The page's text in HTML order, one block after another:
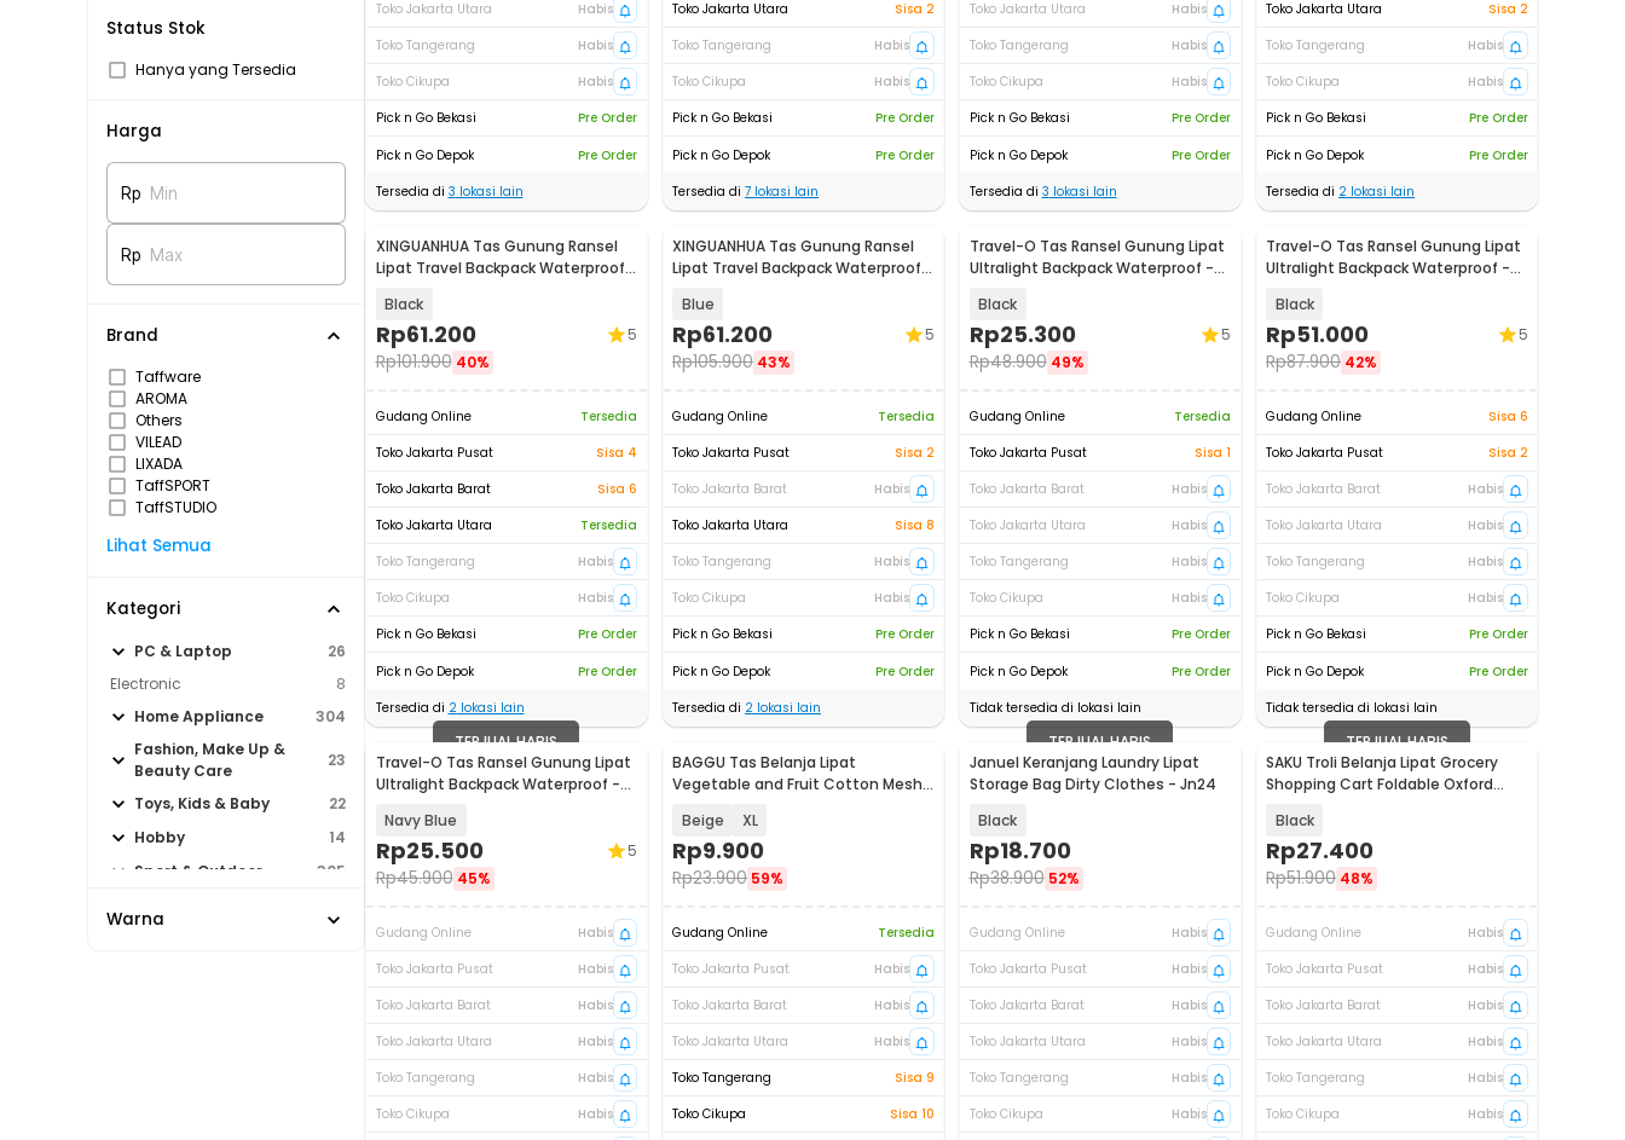
Status Stok
Hanya yang Tersedia
Harga
Rp Min
Rp Max
Brand
Taffware
AROMA
Others
VILEAD
LIXADA
TaffSPORT
TaffSTUDIO
Lihat Semua
Kategori
PC & Laptop
26
Electronic
8
Home Appliance
304
Fashion, Make Up &
Beauty Care
23
Toys, Kids & Baby
22
Hobby
14
Sport & Outdoor
305
Warna
Toko Jakarta Utara
Habis
Toko Tangerang
Habis
Toko Cikupa
Habis
Pick n Go Bekasi
Pre Order
Pick n Go Depok
Pre Order
Tersedia di 3 lokasi lain
Toko Jakarta Utara
Sisa 2
Toko Tangerang
Habis
Toko Cikupa
Habis
Pick n Go Bekasi
Pre Order
Pick n Go Depok
Pre Order
Tersedia di 7 lokasi lain
Toko Jakarta Utara
Habis
Toko Tangerang
Habis
Toko Cikupa
Habis
Pick n Go Bekasi
Pre Order
Pick n Go Depok
Pre Order
Tersedia di 3 lokasi lain
Toko Jakarta Utara
Sisa 2
Toko Tangerang
Habis
Toko Cikupa
Habis
Pick n Go Bekasi
Pre Order
Pick n Go Depok
Pre Order
Tersedia di 2 lokasi lain
XINGUANHUA Tas Gunung Ransel
Lipat Travel Backpack Waterproof
Black
Rp61.200
Rp101.900 40%
5
Gudang Online
Tersedia
Toko Jakarta Pusat
Sisa 4
Toko Jakarta Barat
Sisa 6
Toko Jakarta Utara
Tersedia
Toko Tangerang
Habis
Toko Cikupa
Habis
Pick n Go Bekasi
Pre Order
Pick n Go Depok
Pre Order
Tersedia di 2lokasi lain
XINGUANHUA Tas Gunung Ransel
Lipat Travel Backpack Waterproof
Blue
Rp61.200
Rp105.900 43%
5
Gudang Online
Tersedia
Toko Jakarta Pusat
Sisa 2
Toko Jakarta Barat
Habis
Toko Jakarta Utara
Sisa 8
Toko Tangerang
Habis
Toko Cikupa
Habis
Pick n Go Bekasi
Pre Order
Pick n Go Depok
Pre Order
Tersedia di 2 lokasi lain
Travel-O Tas Ransel Gunung Lipat
Ultralight Backpack Waterproof -
Black
Rp25.300
Rp48.900 49%
5
Gudang Online
Tersedia
Toko Jakarta Pusat
Sisa 1
Toko Jakarta Barat
Habis
Toko Jakarta Utara
Habis
Toko Tangerang
Habis
Toko Cikupa
Habis
Pick n Go Bekasi
Pre Order
Pick n Go Depok
Pre Order
Tidak tersedia di lokasi lain
Travel-O Tas Ransel Gunung Lipat
Ultralight Backpack Waterproof -
Black
Rp51.000
Rp87.900 42%
5
Gudang Online
Sisa 6
Toko Jakarta Pusat
Sisa 2
Toko Jakarta Barat
Habis
Toko Jakarta Utara
Habis
Toko Tangerang
Habis
Toko Cikupa
Habis
Pick n Go Bekasi
Pre Order
Pick n Go Depok
Pre Order
Tidak tersedia di lokasi lain
TERJUAL HABIS
Travel-O Tas Ransel Gunung Lipat
Ultralight Backpack Waterproof -
Navy Blue
Rp25.500
Rp45.900 45%
5
Gudang Online
Habis
Toko Jakarta Pusat
Habis
Toko Jakarta Barat
Habis
Toko Jakarta Utara
Habis
Toko Tangerang
Habis
Toko Cikupa
Habis
BAGGU Tas Belanja Lipat
Vegetable and Fruit Cotton Mesh
Beige XL
Rp9.900
Rp23.900 59%
Gudang Online
Tersedia
Toko Jakarta Pusat
Habis
Toko Jakarta Barat
Habis
Toko Jakarta Utara
Habis
Toko Tangerang
Sisa 9
Toko Cikupa
Sisa 10
TERJUAL HABIS
Januel Keranjang Laundry Lipat
Storage Bag Dirty Clothes - Jn24
Black
Rp18.700
Rp38.900 52%
Gudang Online
Habis
Toko Jakarta Pusat
Habis
Toko Jakarta Barat
Habis
Toko Jakarta Utara
Habis
Toko Tangerang
Habis
Toko Cikupa
Habis
TERJUAL HABIS
SAKU Troli Belanja Lipat Grocery
Shopping Cart Foldable Oxford
Black
Rp27.400
Rp51.900 48%
Gudang Online
Habis
Toko Jakarta Pusat
Habis
Toko Jakarta Barat
Habis
Toko Jakarta Utara
Habis
Toko Tangerang
Habis
Toko Cikupa
Habis